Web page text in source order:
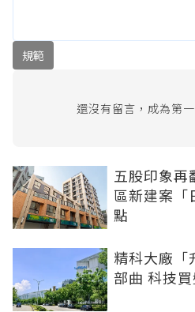
規範
還沒有留言，成為第
五股印象再
區新建案「
點
精科大廠「
部曲 科技